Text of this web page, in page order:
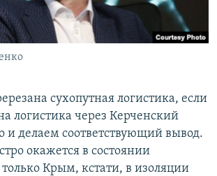
сухопутная логистика, если
логистика через Керченский
и делаем соответствующий вывод.
окажется в состоянии
Крым, кстати, в изоляции